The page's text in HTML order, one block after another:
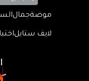
موضةجمال
لايف ستايل